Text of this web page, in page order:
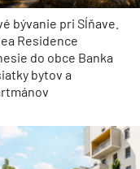
bývanie pri Sĺňave.
Residence
do obce Banka
bytov a